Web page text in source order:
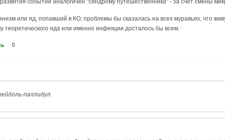
событий аналогичен "синдрому путешественника" - за счет смены
или яд, попавший в КО, проблемы бы сказалась на всех муравьях, что
теоретического яда или именно инфекции досталось бы всем.
0
паллидул.